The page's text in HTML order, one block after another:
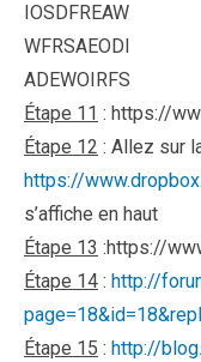
IOSDFREAW
WFRSAEODI
ADEWOIRFS
Étape 11 : https://
Étape 12 : Allez sur
https://
s’affiche en haut
Étape 13 :https://
Étape 14 : http://
Étape 15 : http://